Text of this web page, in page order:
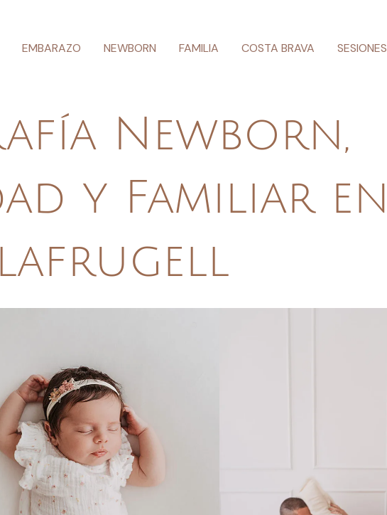
EMBARAZO NEWBORN FAMILIA COSTA BRAVA SESIONES
Newborn,
y Familiar en